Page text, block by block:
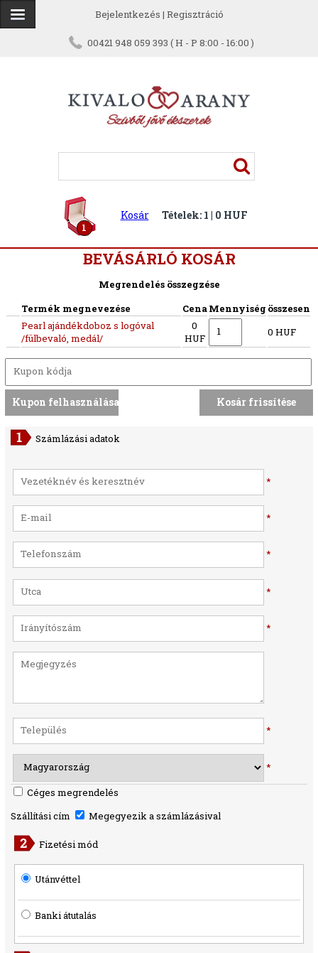
Bejelentkezés | Regisztráció
00421 948 059 393 ( H - P 8:00 - 16:00 )
1
Kosár Tételek: 1 | 0 HUF
BEVÁSÁRLÓ KOSÁR
Megrendelés összegzése
Termék megnevezése
CenaMennyiség összesen
Pearl ajándékdoboz s logóval
/fülbevaló, medál/
0
HUF
0 HUF
Számlázási adatok
*
*
*
*
*
*
*
Céges megrendelés
Szállítási cím
Megegyezik a számlázásival
Fizetési mód
Utánvéttel
Banki átutalás